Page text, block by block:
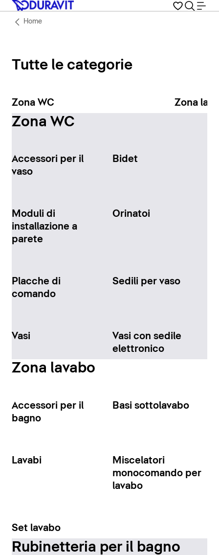
Home
Tutte le categorie
Zona WC Zona
Zona WC
Accessori per il
vaso
Bidet
Moduli di
installazione a
parete
Orinatoi
Placche di
comando
Sedili per vaso
Vasi
Vasi con sedile
elettronico
Zona lavabo
Accessori per il
bagno
Basi sottolavabo
Lavabi
Miscelatori
monocomando per
lavabo
Set lavabo
Rubinetteria per il bagno